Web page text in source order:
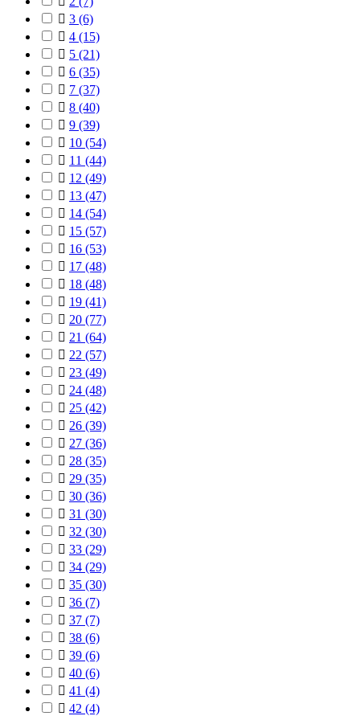
 3 (6)
 4 (15)
 5 (21)
 6 (35)
 7 (37)
 8 (40)
 9 (39)
 10 (54)
 11 (44)
 12 (49)
 13 (47)
 14 (54)
 15 (57)
 16 (53)
 17 (48)
 18 (48)
 19 (41)
 20 (77)
 21 (64)
 22 (57)
 23 (49)
 24 (48)
 25 (42)
 26 (39)
 27 (36)
 28 (35)
 29 (35)
 30 (36)
 31 (30)
 32 (30)
 33 (29)
 34 (29)
 35 (30)
 36 (7)
 37 (7)
 38 (6)
 39 (6)
 40 (6)
 41 (4)
 42 (4)